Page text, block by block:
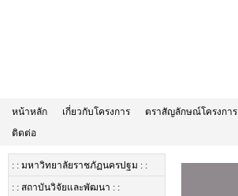
หน้าหลัก เกี่ยวกับโครงการ ตราสัญลักษณ์โครงการ
ติดต่อ
: : มหาวิทยาลัยราชภัฏนครปฐม : :
: : สถาบันวิจัยและพัฒนา : :